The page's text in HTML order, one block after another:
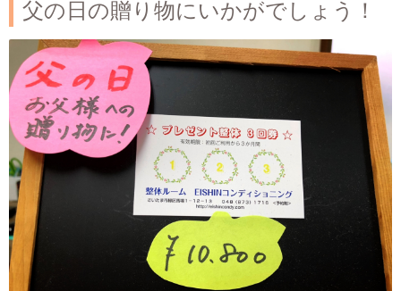
父の日の贈り物にいかがでしょう！